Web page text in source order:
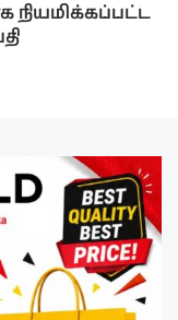
நியமிக்கப்பட்ட